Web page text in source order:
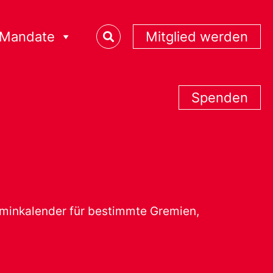
Mandate Mitglied werden
Spenden
für bestimmte Gremien,